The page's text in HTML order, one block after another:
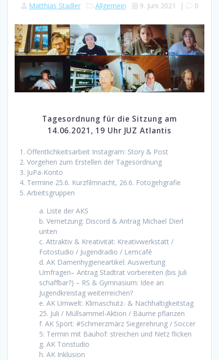
Matthias Stadler Allgemein 9. Juni 2021 | 0
Tagesordnung für die Sitzung am
14.06.2021, 19 Uhr JUZ Atlantis
1. Öffentlichkeitsarbeit Instagram: Story & Post
2. Vorgehen zum Erstellen der Tagesordnung
3. JuPa-Konto
4. Termine 25.6. Kurzfilmnacht, 26.6. Fotogehgrafie
5. Arbeitsgruppen
a. Liste der AKS
b. Vernetzung: Discord & Antrag Michael Dierl
unten
c. Attraktiv & Kreativität: Kreativwerkstatt /
Fotostudio / Jugendradio / Lerncafé
d. AK Damenhygieneartikel: Auswertung
Umfragen– Antrag Stadtrat vorbereiten (bis Juli
schaffbar?) – RS & Gymnasium: Idee an
Jugendkreistag weiterreichen?
e. AK Umwelt: Klimaschutz- & Nachhaltigkeitstag
25. Juli / Müllsammel-Aktion / Bäume pflanzen
f. AK Sport: #Schmerzmärz Siegerehrung / Soccer
5: Termin mit Bauhof: streichen und Netz flicken
g. AK Tonstudio
h. AK Inklusion